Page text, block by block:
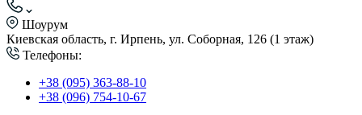
Шоурум
Киевская область, г. Ирпень, ул. Соборная, 126 (1 этаж)
Телефоны:
+38 (095) 363-88-10
+38 (096) 754-10-67